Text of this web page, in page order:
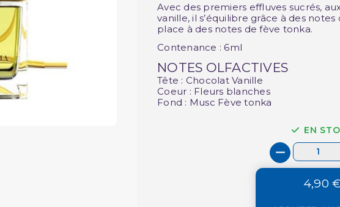
Avec des premiers effluves sucrés,
vanille, il s’équilibre grâce à des
place à des notes de fève tonka.
Contenance : 6ml
NOTES OLFACTIVES
Tête : Chocolat Vanille
Coeur : Fleurs blanches
Fond : Musc Fève tonka
EN
4,90